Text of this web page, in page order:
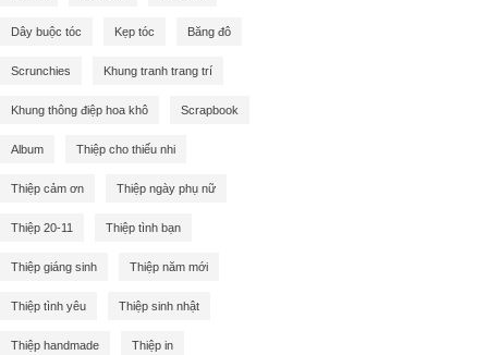
Dây buộc tóc Kẹp tóc Băng đô
Scrunchies Khung tranh trang trí
Khung thông điệp hoa khô Scrapbook
Album Thiệp cho thiếu nhi
Thiệp cảm ơn Thiệp ngày phụ nữ
Thiệp 20-11 Thiệp tình bạn
Thiệp giáng sinh Thiệp năm mới
Thiệp tình yêu Thiệp sinh nhật
Thiệp handmade Thiệp in